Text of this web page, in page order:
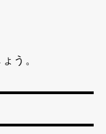
う。